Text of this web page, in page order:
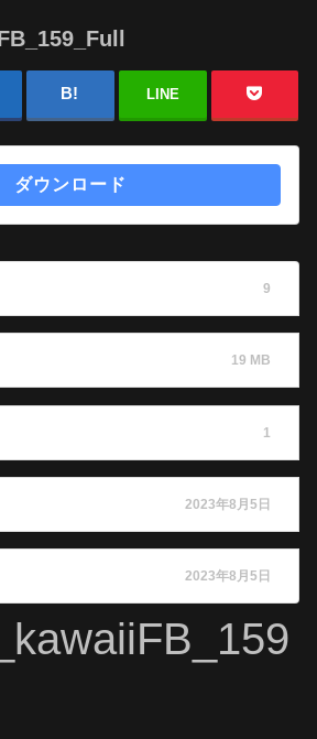
LINE
ダウンロード
9
19 MB
1
2023年8月5日
2023年8月5日